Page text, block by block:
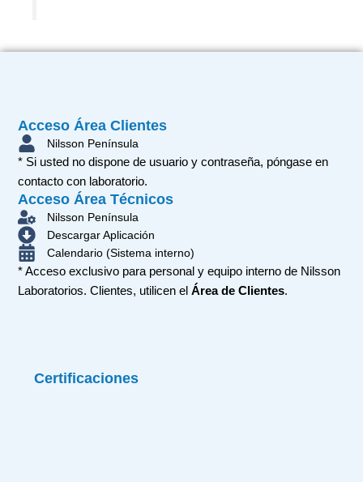
Acceso Área Clientes
Nilsson Península
* Si usted no dispone de usuario y contraseña, póngase en
contacto con laboratorio.
Acceso Área Técnicos
Nilsson Península
Descargar Aplicación
Calendario (Sistema interno)
* Acceso exclusivo para personal y equipo interno de Nilsson
Laboratorios. Clientes, utilicen elÁrea de Clientes.
Certificaciones